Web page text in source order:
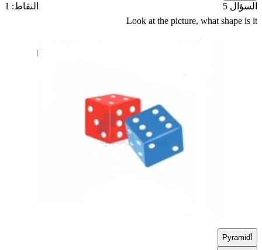
السؤال 5
النقاط: 1
Look at the picture, what shape is it
Pyramid